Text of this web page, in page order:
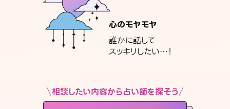
心のモヤモヤ
誰かに話して
スッキリしたい…！
相談したい内容から占い師を探そう